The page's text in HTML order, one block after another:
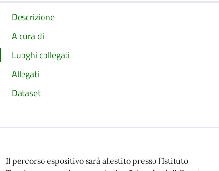
Descrizione
A cura di
Luoghi collegati
Allegati
Dataset
Il percorso espositivo sarà allestito presso l’Istituto